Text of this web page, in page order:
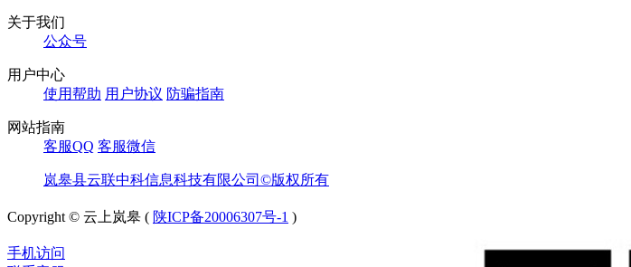
关于我们
公众号
用户中心
使用帮助 用户协议 防骗指南
网站指南
客服QQ 客服微信
岚皋县云联中科信息科技有限公司©版权所有
Copyright © 云上岚皋 ( 陕ICP备20006307号-1 )
手机访问